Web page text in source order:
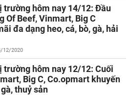
trường hôm nay 14/12: Đầu
Of Beef, Vinmart, Big C
đa dạng heo, cá, bò, gà, hải
12/2020
trường hôm nay 12/12: Cuối
Big C, Co.opmart khuyến
thuỷ sản